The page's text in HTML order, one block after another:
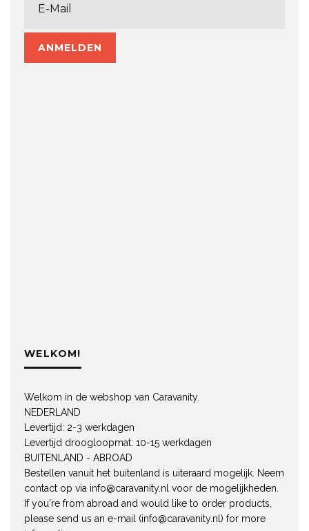
WELKOM!
Welkom in de webshop van Caravanity.
NEDERLAND
Levertijd: 2-3 werkdagen
Levertijd droogloopmat: 10-15 werkdagen
BUITENLAND - ABROAD
Bestellen vanuit het buitenland is uiteraard mogelijk. Neem
contact op via info@caravanity.nl voor de mogelijkheden.
If you're from abroad and would like to order products,
please send us an e-mail (info@caravanity.nl) for more